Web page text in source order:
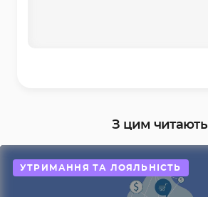
З цим читають
УТРИМАННЯ ТА ЛОЯЛЬНІСТЬ